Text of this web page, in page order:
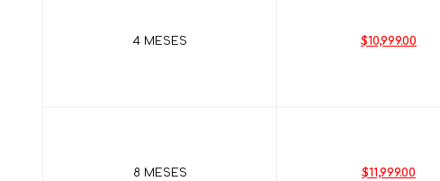
4 MESES $10,999.00
8 MESES $11,999.00